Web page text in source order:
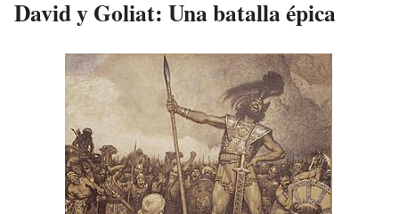
David y Goliat: Una batalla épica